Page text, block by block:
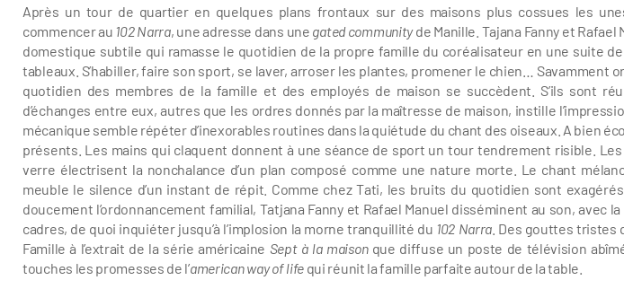
Après un tour de quartier en quelques plans frontaux sur des maisons plus cossues les
commencer au 102 Narra, une adresse dans une gated communityde Manille. Tajana Fanny et
domestique subtile qui ramasse le quotidien de la propre famille du coréalisateur en une suite
tableaux. S’habiller, faire son sport, se laver, arroser les plantes, promener le chien… Savamment
quotidien des membres de la famille et des employés de maison se succèdent. S’ils sont
d’échanges entre eux, autres que les ordres donnés par la maîtresse de maison, instille
mécanique semble répéter d’inexorables routines dans la quiétude du chant des oiseaux. A bien
présents. Les mains qui claquent donnent à une séance de sport un tour tendrement risible.
verre électrisent la nonchalance d’un plan composé comme une nature morte. Le chant
meuble le silence d’un instant de répit. Comme chez Tati, les bruits du quotidien sont
doucement l’ordonnancement familial, Tatjana Fanny et Rafael Manuel disséminent au son, avec
cadres, de quoi inquiéter jusqu’à l’implosion la morne tranquillité du 102 Narra . Des gouttes tristes
Famille à l’extrait de la série américaine Sept à la maisonque diffuse un poste de télévision
touches les promesses de l’american way of lifequi réunit la famille parfaite autour de la table.